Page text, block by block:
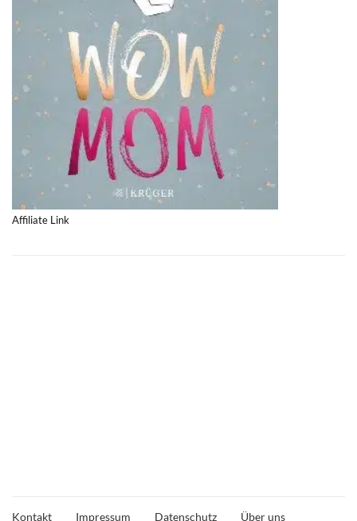
Affiliate Link
Kontakt Impressum Datenschutz Über uns